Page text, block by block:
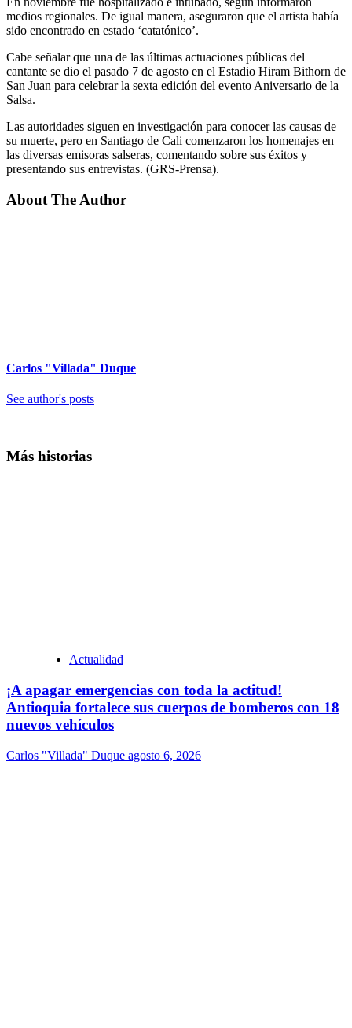
medios regionales. De igual manera, aseguraron que el artista había
sido encontrado en estado ‘catatónico’.
Cabe señalar que una de las últimas actuaciones públicas del
cantante se dio el pasado 7 de agosto en el Estadio Hiram Bithorn de
San Juan para celebrar la sexta edición del evento Aniversario de la
Salsa.
Las autoridades siguen en investigación para conocer las causas de
su muerte, pero en Santiago de Cali comenzaron los homenajes en
las diversas emisoras salseras, comentando sobre sus éxitos y
presentando sus entrevistas. (GRS-Prensa).
About The Author
Carlos "Villada" Duque
See author's posts
Más historias
Actualidad
¡A apagar emergencias con toda la actitud!
Antioquia fortalece sus cuerpos de bomberos con 18
nuevos vehículos
Carlos "Villada" Duque agosto 6, 2026